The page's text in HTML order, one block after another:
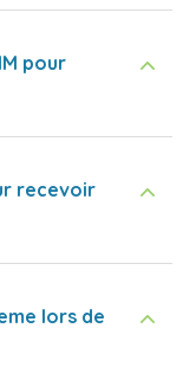
pour
recevoir
lors de